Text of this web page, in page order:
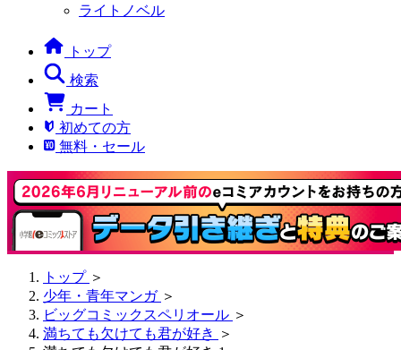
ライトノベル
トップ
検索
カート
初めての方
無料・セール
トップ ＞
少年・青年マンガ ＞
ビッグコミックスペリオール ＞
満ちても欠けても君が好き
＞